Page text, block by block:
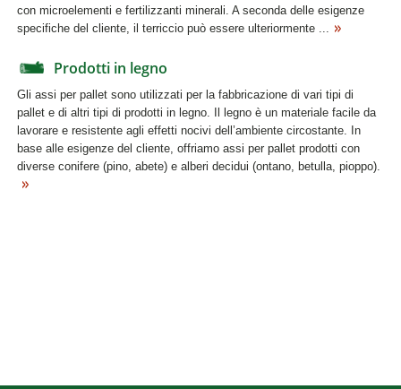
con microelementi e fertilizzanti minerali. A seconda delle esigenze
specifiche del cliente, il terriccio può essere ulteriormente ...
Prodotti in legno
Gli assi per pallet sono utilizzati per la fabbricazione di vari tipi di
pallet e di altri tipi di prodotti in legno. Il legno è un materiale facile da
lavorare e resistente agli effetti nocivi dell’ambiente circostante. In
base alle esigenze del cliente, offriamo assi per pallet prodotti con
diverse conifere (pino, abete) e alberi decidui (ontano, betulla, pioppo).